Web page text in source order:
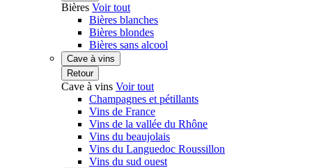
Bières Voir tout
Bières blanches
Bières blondes
Bières sans alcool
Cave à vins
Retour
Cave à vins Voir tout
Champagnes et pétillants
Vins de France
Vins de la vallée du Rhône
Vins du beaujolais
Vins du Languedoc Roussillon
Vins du sud ouest